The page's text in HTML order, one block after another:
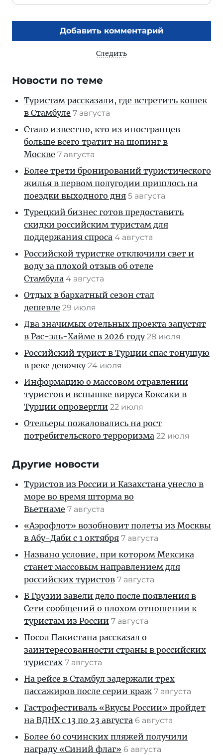
Добавить комментарий
Следить
Новости по теме
Туристам рассказали, где встретить кошек
в Стамбуле 7 августа
Стало известно, кто из иностранцев
больше всего тратит на шопинг в
Москве 7 августа
Более трети бронирований туристического
жилья в первом полугодии пришлось на
поездки выходного дня 5 августа
Турецкий бизнес готов предоставить
скидки российским туристам для
поддержания спроса 4 августа
Российской туристке отключили свет и
воду за плохой отзыв об отеле
Стамбула 4 августа
Отдых в бархатный сезон стал
дешевле 29 июля
Два значимых отельных проекта запустят
в Рас-эль-Хайме в 2026 году 28 июля
Российский турист в Турции спас тонущую
в реке девочку 24 июля
Информацию о массовом отравлении
туристов и вспышке вируса Коксаки в
Турции опровергли 22 июля
Отельеры пожаловались на рост
потребительского терроризма 22 июля
Другие новости
Туристов из России и Казахстана унесло в
море во время шторма во
Вьетнаме 7 августа
«Аэрофлот» возобновит полеты из Москвы
в Абу-Даби с 1 октября 7 августа
Названо условие, при котором Мексика
станет массовым направлением для
российских туристов 7 августа
В Грузии завели дело после появления в
Сети сообщений о плохом отношении к
туристам из России 7 августа
Посол Пакистана рассказал о
заинтересованности страны в российских
туристах 7 августа
На рейсе в Стамбул задержали трех
пассажиров после серии краж 7 августа
Гастрофестиваль «Вкусы России» пройдет
на ВДНХ с 13 по 23 августа 6 августа
Более 60 сочинских пляжей получили
награду «Синий флаг» 6 августа